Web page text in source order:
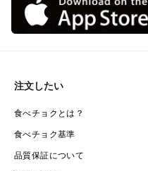
注文したい
食べチョクとは？
食べチョク基準
品質保証について